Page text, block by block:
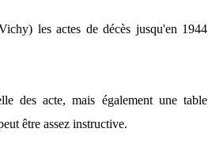
les actes de décès jusqu'en 1944
des acte, mais également une table
être assez instructive.